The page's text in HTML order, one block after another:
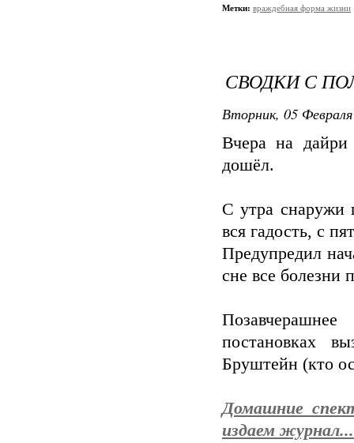
Метки: враждебная форма жизни
СВОДКИ С
Вторник, 05
Вчера на
дошёл.
С утра снаружи
вся гадость, с
Предупредил
сне все болезни
постановках
Бруштейн (кто
Домашние
издаем журнал...